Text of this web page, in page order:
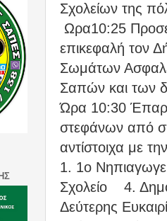
Σχολείων της
Ωρα10:25
επικεφαλή τον
Σωμάτων
Σαπών και των
Ώρα 10:30
στεφάνων από
αντίστοιχα με
1. 1ο
Σχολείο
4.
Δεύτερης